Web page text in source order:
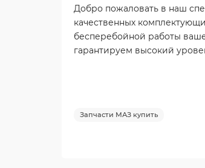
Добро пожаловать в наш
качественных
бесперебойной работы
гарантируем высокий
Запчасти МАЗ купить